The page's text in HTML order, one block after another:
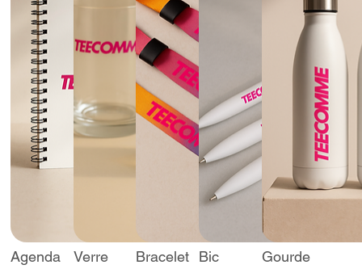
Agenda Verre Bracelet Bic Gourde